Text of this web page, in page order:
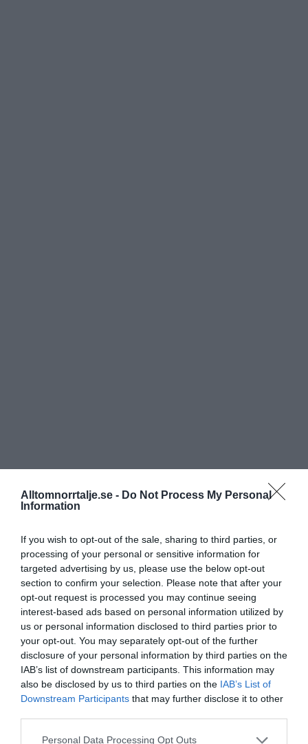
Alltomnorrtalje.se - Do Not Process My Personal
Information
If you wish to opt-out of the sale, sharing to third parties, or
processing of your personal or sensitive information for
targeted advertising by us, please use the below opt-out
section to confirm your selection. Please note that after your
opt-out request is processed you may continue seeing
interest-based ads based on personal information utilized by
us or personal information disclosed to third parties prior to
your opt-out. You may separately opt-out of the further
disclosure of your personal information by third parties on the
IAB’s list of downstream participants. This information may
also be disclosed by us to third parties on the IAB’s List of
Downstream Participants that may further disclose it to other
Personal Data Processing Opt Outs